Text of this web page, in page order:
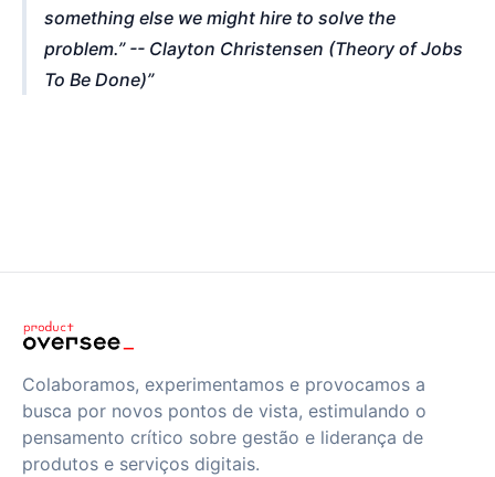
something else we might hire to solve the
problem.” -- Clayton Christensen (Theory of Jobs
To Be Done)
Colaboramos, experimentamos e provocamos a
busca por novos pontos de vista, estimulando o
pensamento crítico sobre gestão e liderança de
produtos e serviços digitais.